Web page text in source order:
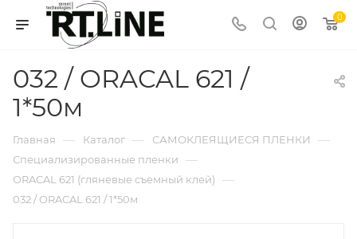
0
032 / ORACAL 621 /
1*50м
Главная — Каталог — САМОКЛЕЯЩИЕСЯ ПЛЕНКИ —
Специализированные пленки —
ORACAL 621 (гляневые съемный клей) —
032 / ORACAL 621 / 1*50м